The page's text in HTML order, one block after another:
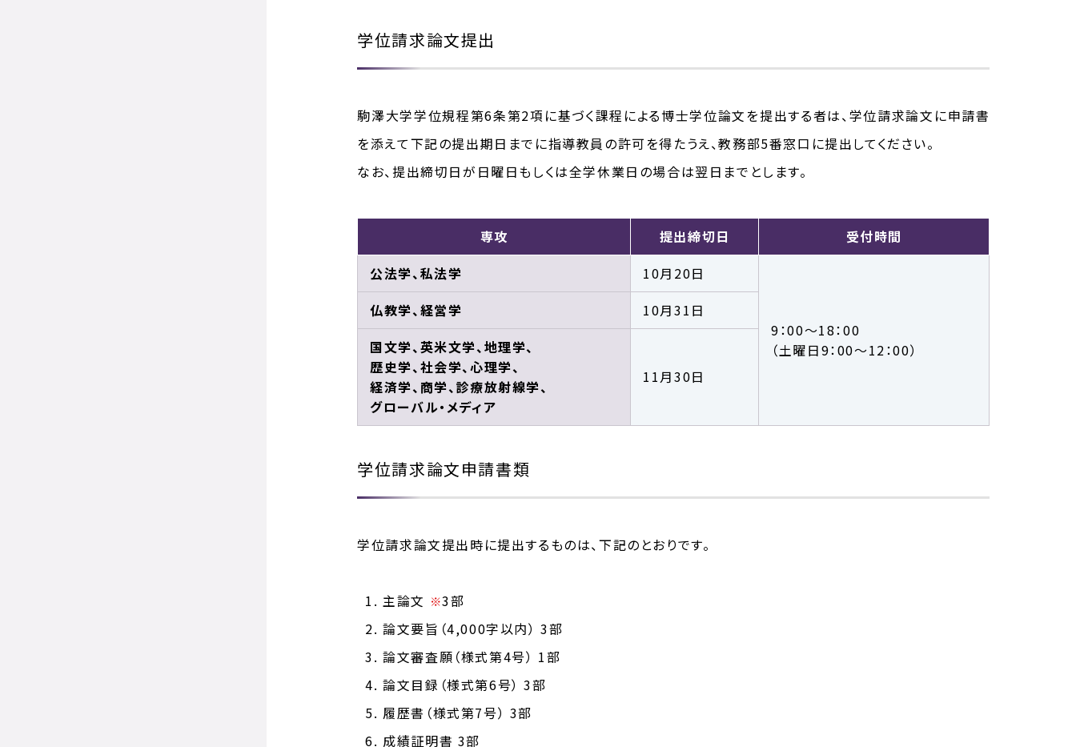
学位請求論文提出
駒澤大学学位規程第6条第2項に基づく課程による博士学位論文を提出する者は、学位請求論文に申請書
を添えて下記の提出期日までに指導教員の許可を得たうえ、教務部5番窓口に提出してください。
なお、提出締切日が日曜日もしくは全学休業日の場合は翌日までとします。
専攻 提出締切日
受付時間
公法学、私法学
10月20日
9：00～18：00
（土曜日9：00～12：00）
仏教学、経営学
10月31日
国文学、英米文学、地理学、
歴史学、社会学、心理学、
経済学、商学、診療放射線学、
グローバル・メディア
11月30日
学位請求論文申請書類
学位請求論文提出時に提出するものは、下記のとおりです。
主論文 ※3部
論文要旨（4,000字以内） 3部
論文審査願（様式第4号） 1部
論文目録（様式第6号） 3部
履歴書（様式第7号） 3部
成績証明書 3部